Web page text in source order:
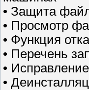
• Защита
• Просмотр
• Функция
• Перечень
•
•